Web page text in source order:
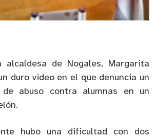
alcaldesa de Nogales, Margarita
duro video en el que denuncia un
de abuso contra alumnas en un
hubo una dificultad con dos